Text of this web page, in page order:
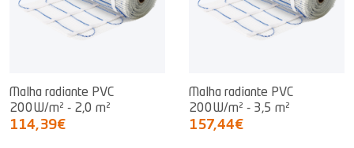
Malha radiante PVC
200W/m² - 2,0 m²
114,39€
Malha radiante PVC
200W/m² - 3,5 m²
157,44€